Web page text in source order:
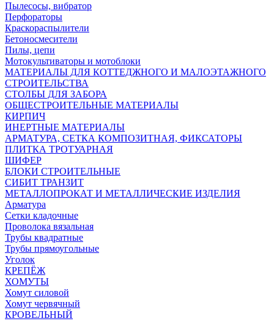
Пылесосы, вибратор
Перфораторы
Краскораспылители
Бетоносмесители
Пилы, цепи
Мотокультиваторы и мотоблоки
МАТЕРИАЛЫ ДЛЯ КОТТЕДЖНОГО И МАЛОЭТАЖНОГО
СТРОИТЕЛЬСТВА
СТОЛБЫ ДЛЯ ЗАБОРА
ОБЩЕСТРОИТЕЛЬНЫЕ МАТЕРИАЛЫ
КИРПИЧ
ИНЕРТНЫЕ МАТЕРИАЛЫ
АРМАТУРА, СЕТКА КОМПОЗИТНАЯ, ФИКСАТОРЫ
ПЛИТКА ТРОТУАРНАЯ
ШИФЕР
БЛОКИ СТРОИТЕЛЬНЫЕ
СИБИТ ТРАНЗИТ
МЕТАЛЛОПРОКАТ И МЕТАЛЛИЧЕСКИЕ ИЗДЕЛИЯ
Арматура
Сетки кладочные
Проволока вязальная
Трубы квадратные
Трубы прямоугольные
Уголок
КРЕПЁЖ
ХОМУТЫ
Хомут силовой
Хомут червячный
КРОВЕЛЬНЫЙ